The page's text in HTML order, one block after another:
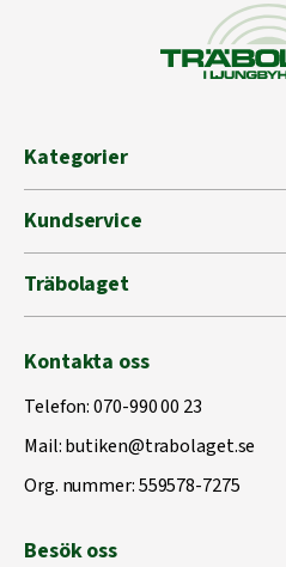
Kategorier
Kundservice
Träbolaget
Kontakta oss
Telefon:070-990 00 23
Mail:butiken@trabolaget.se
Org. nummer: 559578-7275
Besök oss